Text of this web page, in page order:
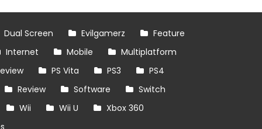
Dual Screen Evilgamerz
Feature
Internet Mobile
Multiplatform
PS Vita PS3
PS4
Review Software
Switch
Wii Wii U
Xbox 360